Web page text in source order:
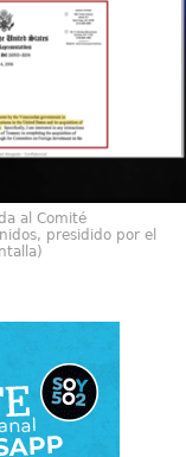
al Comité
presidido por el